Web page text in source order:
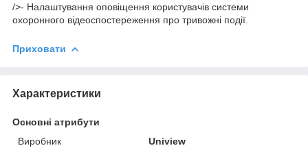
/>- Налаштування оповіщення користувачів системи
охоронного відеоспостереження про тривожні події.
Приховати
Характеристики
Основні атрибути
Виробник
Uniview